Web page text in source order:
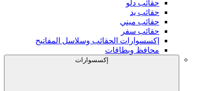
حقائب دلو
حقائب يد
حقائب ميني
حقائب سفر
إكسسوارات الحقائب وسلاسل المفاتيح
محافظ وبطاقات
إكسسوارات